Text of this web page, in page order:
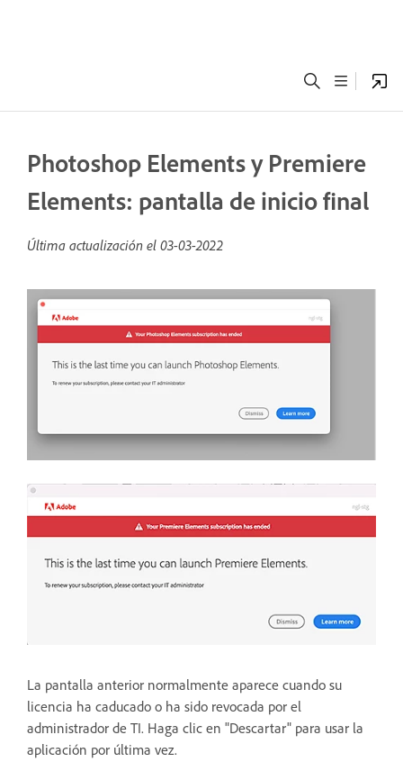
Photoshop Elements y Premiere
Elements: pantalla de inicio final
Última actualización el 03-03-2022
La pantalla anterior normalmente aparece cuando su
licencia ha caducado o ha sido revocada por el
administrador de TI. Haga clic en "Descartar" para usar la
aplicación por última vez.